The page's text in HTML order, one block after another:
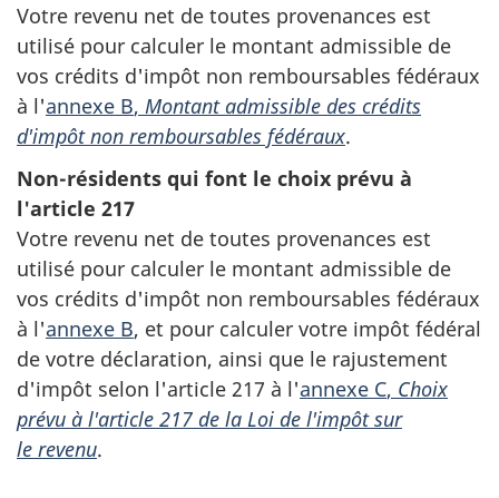
Votre revenu net de toutes provenances est
utilisé pour calculer le montant admissible de
vos crédits d'impôt non remboursables fédéraux
à l'annexe B, Montant admissible des crédits
d'impôtnon remboursables fédéraux.
Non-résidents qui font le choix prévu à
l'article 217
Votre revenu net de toutes provenances est
utilisé pour calculer le montant admissible de
vos crédits d'impôt non remboursables fédéraux
à l'annexe B, et pour calculer votre impôt fédéral
de votre déclaration, ainsi que le rajustement
d'impôt selon l'article 217 à l'annexe C, Choix
prévu à l'article 217 de la Loi de l'impôt sur
le revenu.